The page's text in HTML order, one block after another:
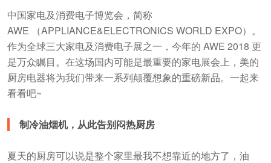
中国家电及消费电子博览会，简称
AWE （APPLIANCE&ELECTRONICS WORLD EXPO）。
作为全球三大家电及消费电子展之一，今年的 AWE 2018 更
是万众瞩目。在这场国内可能是最重要的家电展会上，美的
厨房电器将为我们带来一系列颠覆想象的重磅新品。一起来
看看吧~
制冷油烟机，从此告别闷热厨房
夏天的厨房可以说是整个家里最我不想靠近的地方了，油